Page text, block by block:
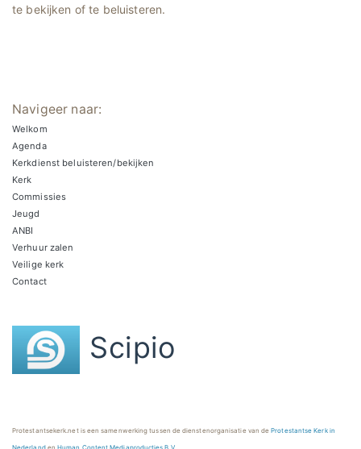
te bekijken of te beluisteren.
Navigeer naar:
Welkom
Agenda
Kerkdienst beluisteren/bekijken
Kerk
Commissies
Jeugd
ANBI
Verhuur zalen
Veilige kerk
Contact
Scipio
Protestantsekerk.net is een samenwerking tussen de dienstenorganisatie van deProtestantse Kerk in
NederlandenHuman Content Mediaproducties B.V.